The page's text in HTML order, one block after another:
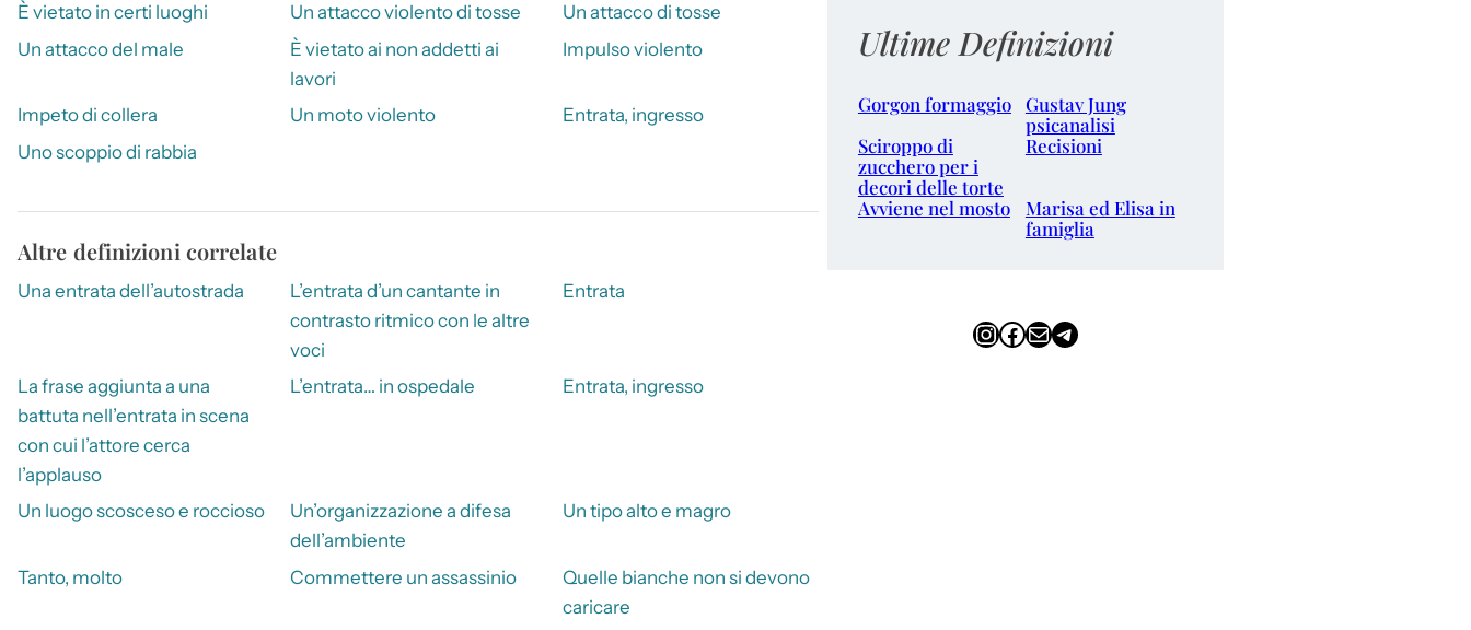
È vietato in certi luoghi Un attacco violento di tosse
Un attacco di tosse
Un attacco del male
È vietato ai non addetti ai
lavori
Impulso violento
Impeto di collera Un moto violento
Entrata, ingresso
Uno scoppio di rabbia
Altre definizioni correlate
Una entrata dell’autostrada
L’entrata d’un cantante in
contrasto ritmico con le altre
voci
Entrata
La frase aggiunta a una
battuta nell’entrata in scena
con cui l’attore cerca
l’applauso
L’entrata… in ospedale Entrata, ingresso
Un luogo scosceso e roccioso
Un’organizzazione a difesa
dell’ambiente
Un tipo alto e magro
Tanto, molto Commettere un assassinio
Quelle bianche non si devono
caricare
Ultime Definizioni
Gorgon formaggio Gustav Jung
psicanalisi
Sciroppo di
zucchero per i
decori delle torte
Recisioni
Avviene nel mosto
Marisa ed Elisa in
famiglia
InstagramFacebook Email Telegram